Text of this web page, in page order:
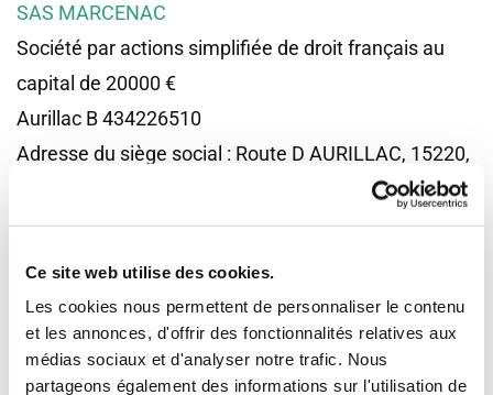
Ce site web utilise des cookies.
Les cookies nous permettent de personnaliser le contenu
et les annonces, d'offrir des fonctionnalités relatives aux
médias sociaux et d'analyser notre trafic. Nous
partageons également des informations sur l'utilisation de
SAS MARCENAC
Société par actions simplifiée de droit français au
capital de 20000 €
Aurillac B 434226510
Adresse du siège social : Route D AURILLAC, 15220,
Numéro de téléphone :04 71 46 99 46
Géraud MARCENAC